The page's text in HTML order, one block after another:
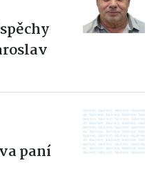
paní